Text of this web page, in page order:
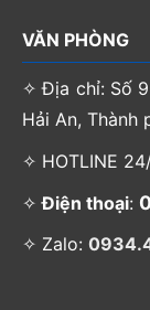
VĂN PHÒNG
✧ Địa chỉ: Số
Hải An, Thành
✧ HOTLINE
✧Điện thoại:
✧ Zalo: